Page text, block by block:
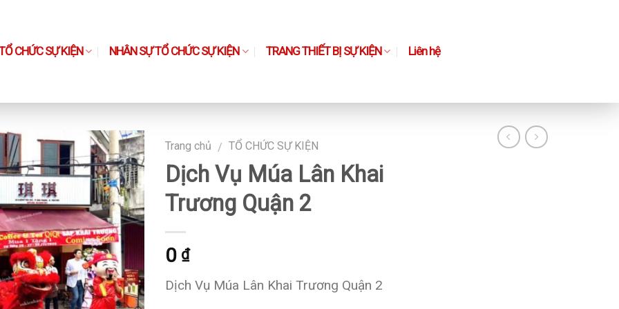
CHỨC SỰ KIỆN NHÂN SỰ TỔ CHỨC SỰ KIỆN TRANG THIẾT BỊ SỰ KIỆN Liên hệ
Trang chủ / TỔ CHỨC SỰ KIỆN
Dịch Vụ Múa Lân Khai
Trương Quận 2
0 ₫
Dịch Vụ Múa Lân Khai Trương Quận 2